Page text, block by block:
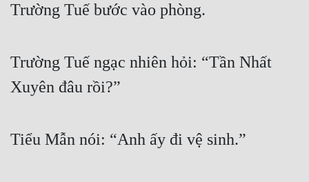
Xuyên Sách
Điền Văn
Đô Thị
Trường Tuế bước vào phòng.
Trường Tuế ngạc nhiên hỏi: “Tần Nhất
Xuyên đâu rồi?”
Tiểu Mẫn nói: “Anh ấy đi vệ sinh.”